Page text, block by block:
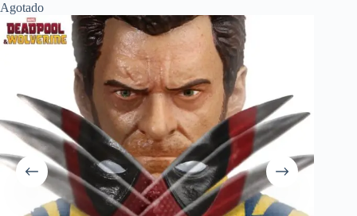
Agotado